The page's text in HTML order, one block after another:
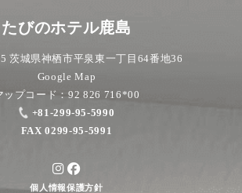
たびのホテル鹿島
茨城県神栖市平泉東一丁目64番地36
Google Map
ップコード：92 826 716*00
+81-299-95-5990
FAX 0299-95-5991
個人情報保護方針